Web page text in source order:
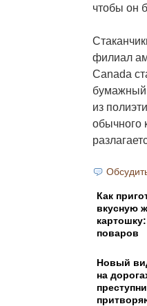
чтобы он
филиал
Canada
бумажный
из
обычного
Как
вкусную
поваров
Новый
на